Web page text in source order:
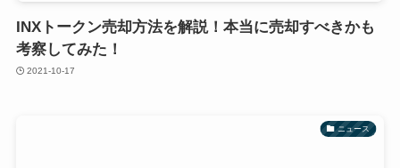
INXトークン売却方法を解説！本当に売却すべきかも
考察してみた！
2021-10-17
ニュース